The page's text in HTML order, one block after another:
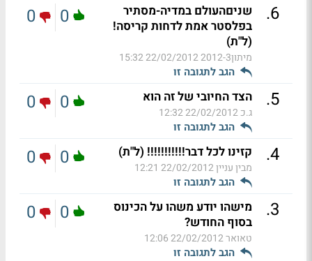
6
.
שניםהעולם במדיה-מסתיר
בפלסטר אמת לדחות קריסה!
(ל"ת)
מיתון2012-3 22/02/2012 15:32
הגב לתגובה זו
0
0
5
. הצד החיובי של זה הוא
ג.כ22/02/2012 12:32
הגב לתגובה זו
0
0
4
. קזינו לכל דבר!!!!!!!!!!! (ל"ת)
מבין עניין22/02/2012 12:21
הגב לתגובה זו
0
0
3
.
מישהו יודע משהו על הכינוס
בסוף החודש?
טאואר22/02/2012 12:06
הגב לתגובה זו
0
0